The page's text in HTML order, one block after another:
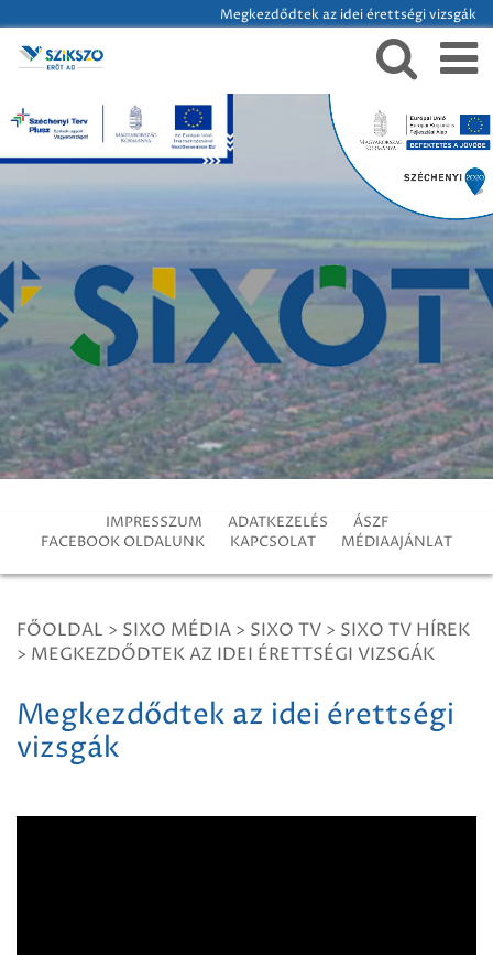
Megkezdődtek az idei érettségi vizsgák
IMPRESSZUM ADATKEZELÉS
ÁSZF
FACEBOOK OLDALUNK
KAPCSOLAT MÉDIAAJÁNLAT
FŐOLDAL > SIXO MÉDIA > SIXO TV > SIXO TV HÍREK
> MEGKEZDŐDTEK AZ IDEI ÉRETTSÉGI VIZSGÁK
Megkezdődtek az idei érettségi
vizsgák